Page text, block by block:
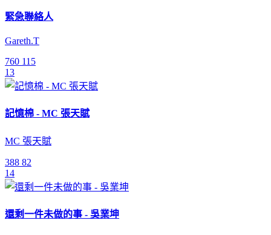
緊急聯絡人
Gareth.T
760 115
13
記憶棉 - MC 張天賦
MC 張天賦
388 82
14
還剩一件未做的事 - 吳業坤